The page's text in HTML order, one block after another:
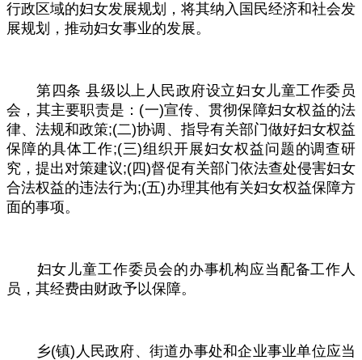
行政区域的妇女发展规划，将其纳入国民经济和社会发
展规划，推动妇女事业的发展。
第四条 县级以上人民政府设立妇女儿童工作委员
会，其主要职责是： (一)宣传、贯彻保障妇女权益的法
律、法规和政策;(二)协调、指导有关部门做好妇女权益
保障的具体工作;(三)组织开展妇女权益问题的调查研
究，提出对策建议;(四)督促有关部门依法查处侵害妇女
合法权益的违法行为;(五)办理其他有关妇女权益保障方
面的事项。
妇女儿童工作委员会的办事机构应当配备工作人
员，其经费由财政予以保障。
乡(镇) 人民政府、街道办事处和企业事业单位应当